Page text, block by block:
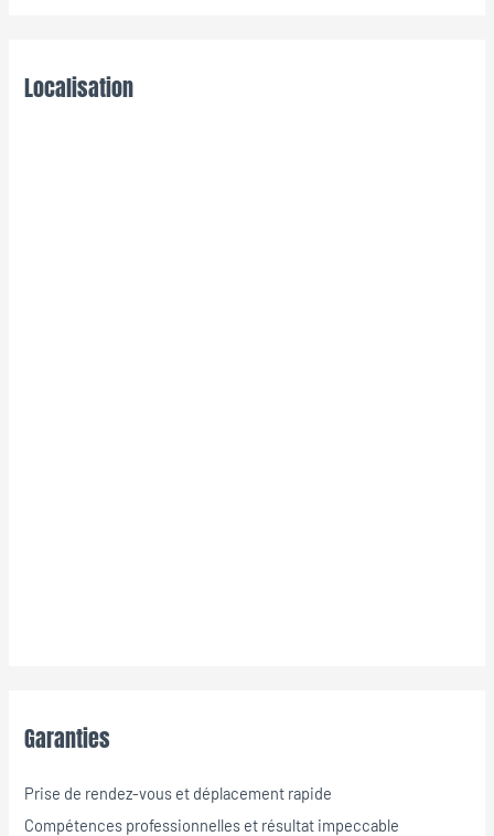
Localisation
Garanties
Prise de rendez-vous et déplacement rapide
Compétences professionnelles et résultat impeccable